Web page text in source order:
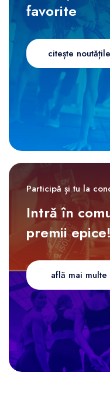
favorite
citește noutățile
Participă și tu la
Intră în
premii epice!
află mai multe